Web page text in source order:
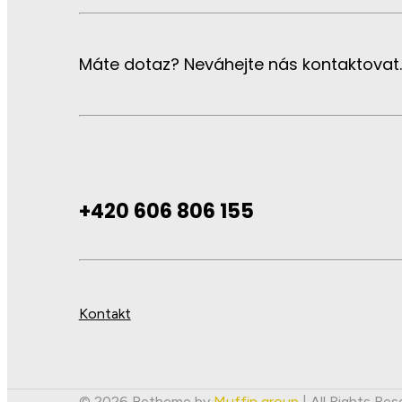
Máte dotaz? Neváhejte nás kontaktovat.
+420 606 806 155
Kontakt